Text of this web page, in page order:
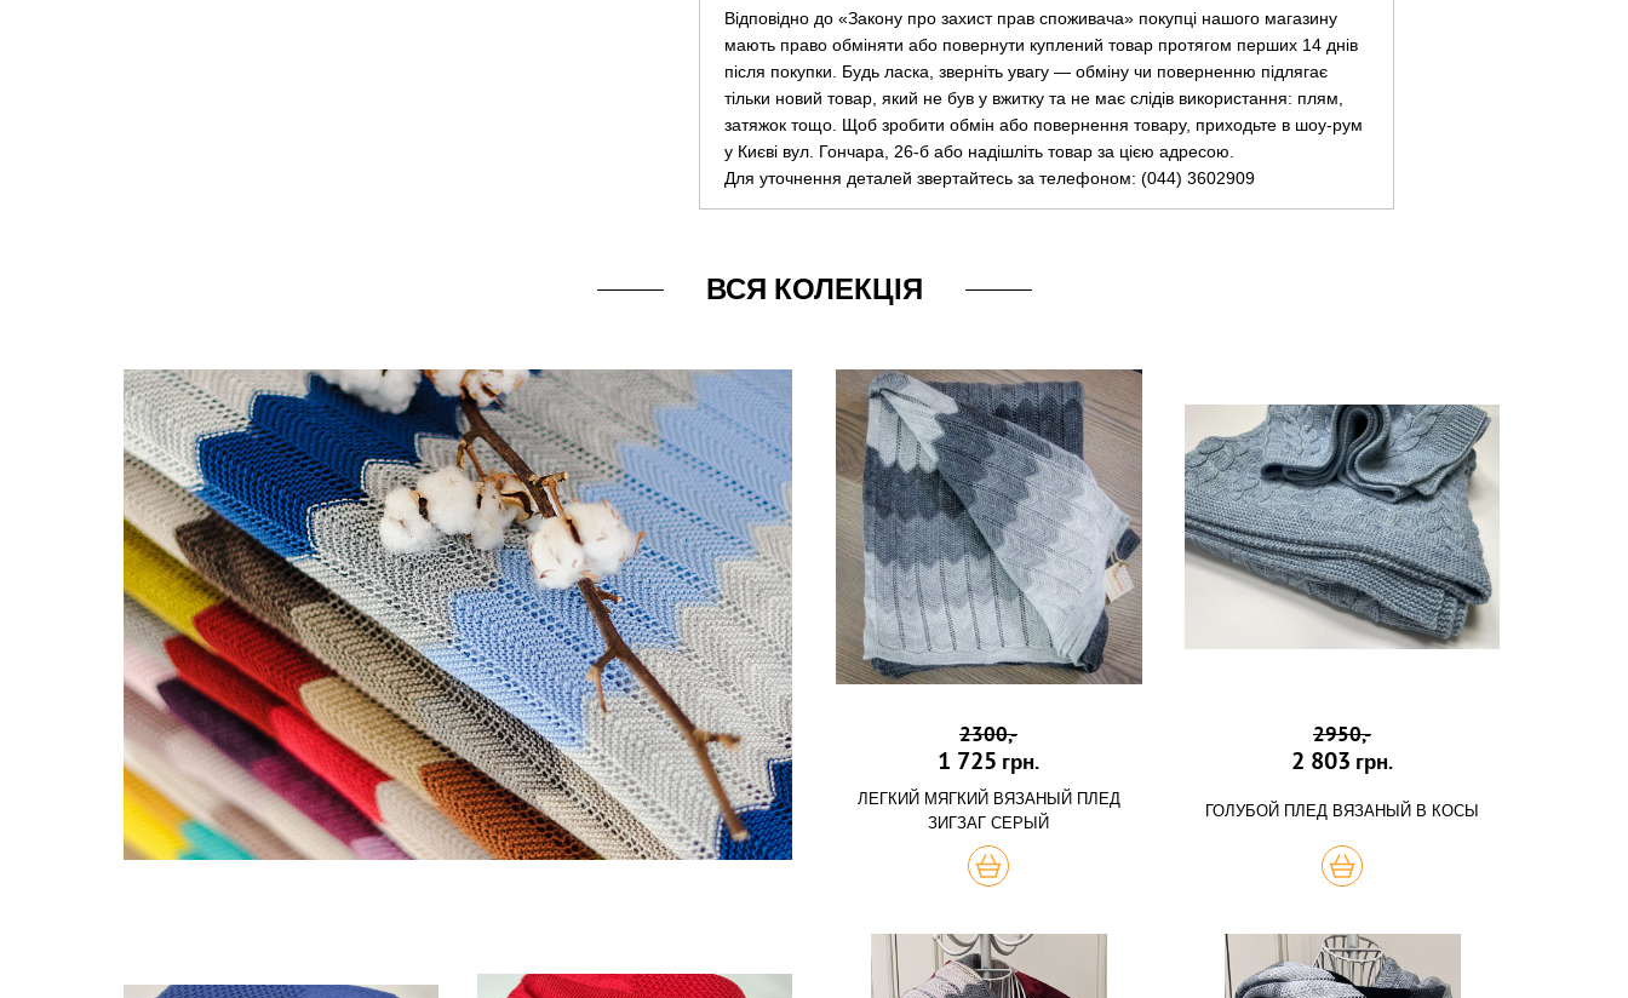
Відповідно до «Закону про захист прав споживача» покупці нашого магазину
мають право обміняти або повернути куплений товар протягом перших 14 днів
після покупки. Будь ласка, зверніть увагу — обміну чи поверненню підлягає
тільки новий товар, який не був у вжитку та не має слідів використання: плям,
затяжок тощо. Щоб зробити обмін або повернення товару, приходьте в шоу-рум
у Києві вул. Гончара, 26-б або надішліть товар за цією адресою.
Для уточнення деталей звертайтесь за телефоном: (044) 3602909
ВСЯ КОЛЕКЦІЯ
2300,-
1 725 грн.
ЛЕГКИЙ МЯГКИЙ ВЯЗАНЫЙ ПЛЕД
ЗИГЗАГ СЕРЫЙ
КУПИТЬ
2950,-
2 803 грн.
ГОЛУБОЙ ПЛЕД ВЯЗАНЫЙ В КОСЫ
КУПИТЬ